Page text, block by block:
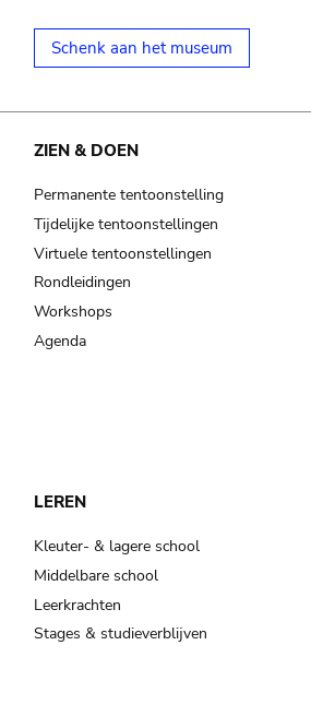
Schenk aan het museum
ZIEN & DOEN
Permanente tentoonstelling
Tijdelijke tentoonstellingen
Virtuele tentoonstellingen
Rondleidingen
Workshops
Agenda
LEREN
Kleuter- & lagere school
Middelbare school
Leerkrachten
Stages & studieverblijven